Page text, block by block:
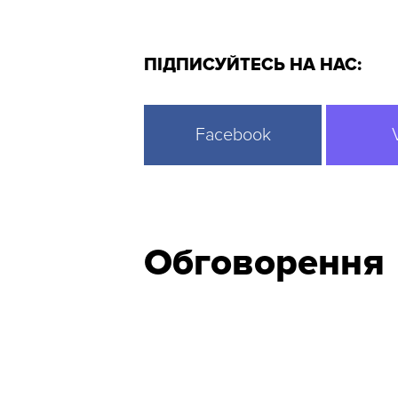
ПІДПИСУЙТЕСЬ НА НАС:
Facebook
Обговорення